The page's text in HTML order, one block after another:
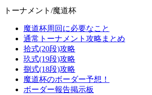
トーナメント/魔道杯
魔道杯周回に必要なこと
通常トーナメント攻略まとめ
拾式(20段)攻略
玖式(19段)攻略
捌式(18段)攻略
魔道杯のボーダー予想！
ボーダー報告掲示板